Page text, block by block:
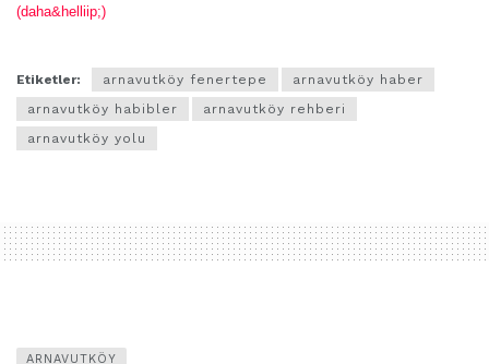
(daha&helliip;)
Etiketler: arnavutköy fenertepe
arnavutköy haber
arnavutköy habibler
arnavutköy rehberi
arnavutköy yolu
ARNAVUTKÖY